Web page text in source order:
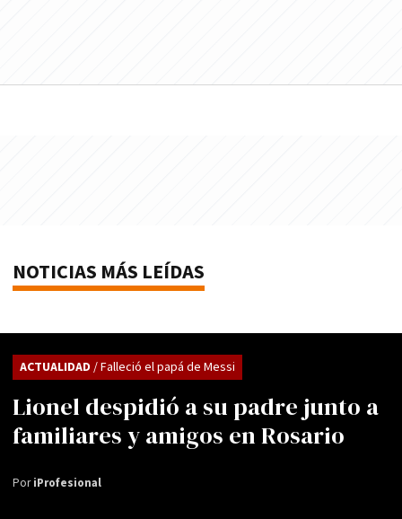
NOTICIAS MÁS LEÍDAS
Lionel despidió a su padre junto a
familiares y amigos en Rosario
ACTUALIDAD / Falleció el papá de Messi
PoriProfesional